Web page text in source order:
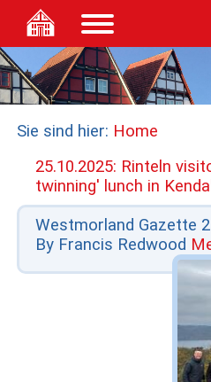
Sie sind hier: Home
25.10.2025: Rinteln
twinning' lunch in
Westmorland Gazette
By Francis Redwood